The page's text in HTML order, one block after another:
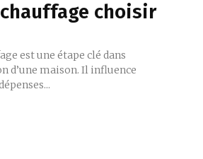
choisir
est une étape clé dans
d’une maison. Il influence